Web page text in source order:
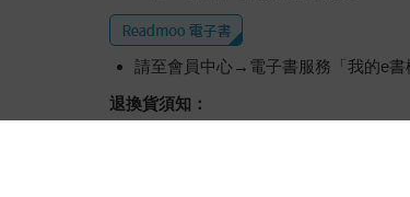
請至會員中心→電子書服務「我的e書
退換貨須知：